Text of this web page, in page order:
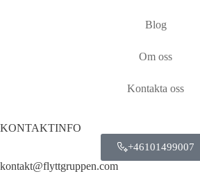
Blog
Om oss
Kontakta oss
KONTAKTINFO
+46101499007
kontakt@flyttgruppen.com